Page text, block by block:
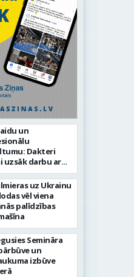
un
Dakteri
uzsāk darbu ar
Vidzemes
uz Ukrainu
vēl viena
palīdzības
Semināra
un
izbūve